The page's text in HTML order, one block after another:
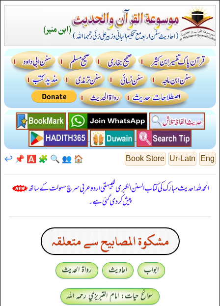
Eng
Ur-Latn
Book Store
🏠
👥
🔍
🧩
🅰️
📌
↩️
الحمدللہ! حدیث مبارک کی کتاب السنن الكبرى للبيهقي اردو عربی سرچ سہولت کے ساتھ
پیش کر دی گئی ہے۔
مشكوة المصابيح سے متعلقہ
ابواب احادیث
رواۃ الحدیث
سوانح حیات: امام التبريزي رحمہ اللہ